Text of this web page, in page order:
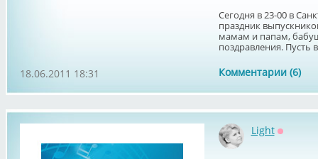
Сегодня в 23-00 в
праздник
мамам и папам,
поздравления. Пусть
Комментарии (6)
18.06.2011 18:31
Light